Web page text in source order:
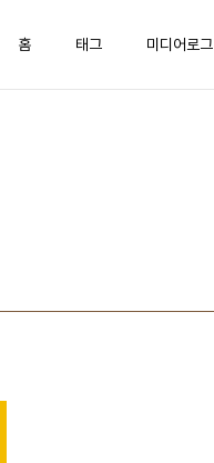
홈 태그 미디어로그